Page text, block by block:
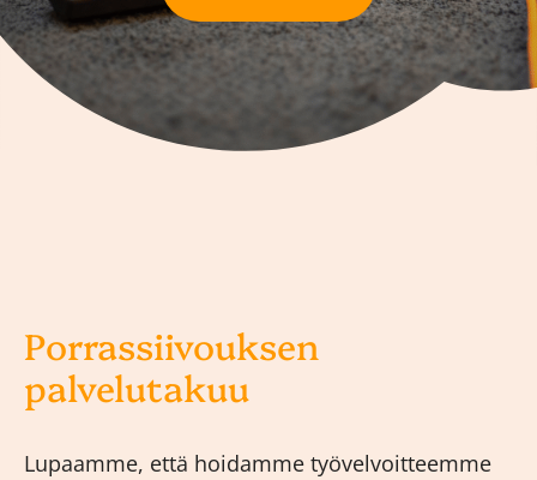
Porrassiivouksen
palvelutakuu
Lupaamme, että hoidamme työvelvoitteemme